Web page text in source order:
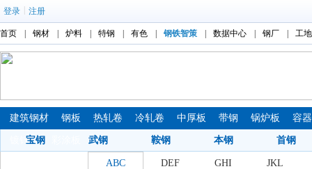
登录 注册
首页 钢材 炉料 特钢 有色 钢铁智策 数据中心 钢厂 工
建筑钢材 钢板 热轧卷 冷轧卷 中厚板 带钢 锅炉板 容
镀锌板
宝钢 武钢 鞍钢 本钢 首钢
ABC DEF GHI JKL